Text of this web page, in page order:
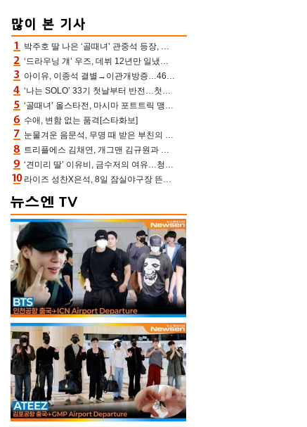
박주호 딸 나은 ‘골때녀’ 관중석 등장, 김민재 복제인간 보고 혼란 [결정적장면]
‘드라우닝 걔’ 우즈, 데뷔 12년만 일냈다…체조경기장 입성 확정
아이유, 이종석 결별→이관개방증…46장 꽉 채운 유애나 ♥ “열심히 사는 중”
‘나는 SOLO’ 33기 첫날부터 반전…첫인상 0표 영호, 호감남 급부상
‘골때녀’ 올스타전, 마시마 포트트릭 맹추격전 5:4 골 잔치 ‘짜릿’ [어제TV]
수애, 변함 없는 품격[스타화보]
눈물겨운 음문석, 무명 때 받은 부친의 전재산→폐암 父 세상 떠나기 전 여행(유퀴즈)[어제TV]
트리플에스 김채연, 개그맨 김규원과 함께 프리뷰쇼 진행 [포토엔HD]
‘견미리 딸’ 이유비, 금수저의 여유…청순 미모에 반전 슬림 라인
라이즈 성찬X은석, 8일 잠실야구장 뜬다…시구 시타+특별공연까지